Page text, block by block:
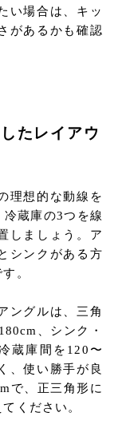
い場合は、キッ
があるかも確認
たレイアウ
理想的な動線を
蔵庫の3つを線
しましょう。ア
シンクがある方
。
ングルは、三角
、シンク・
蔵庫間を120〜
、使い勝手が良
で、正三角形に
ください。